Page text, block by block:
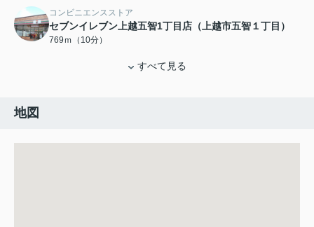
コンビニエンスストア
セブンイレブン上越五智1丁目店（上越市五智１丁目）
769ｍ（10分）
すべて見る
地図